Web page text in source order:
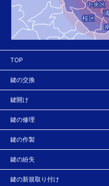
中央区
桜区
TOP
鍵の交換
鍵開け
鍵の修理
鍵の作製
鍵の紛失
鍵の新規取り付け